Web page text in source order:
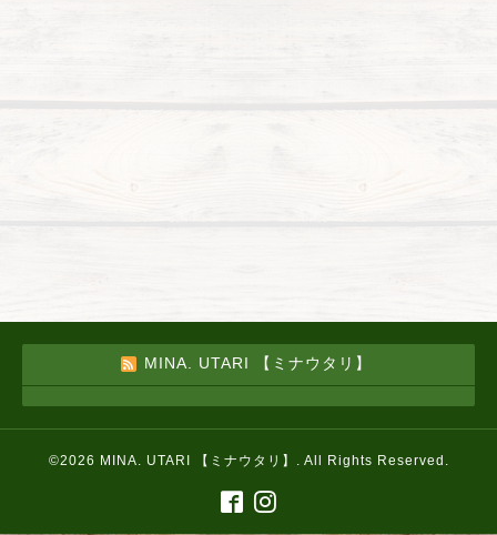
MINA. UTARI 【ミナウタリ】
©2026 MINA. UTARI 【ミナウタリ】 . All Rights Reserved.